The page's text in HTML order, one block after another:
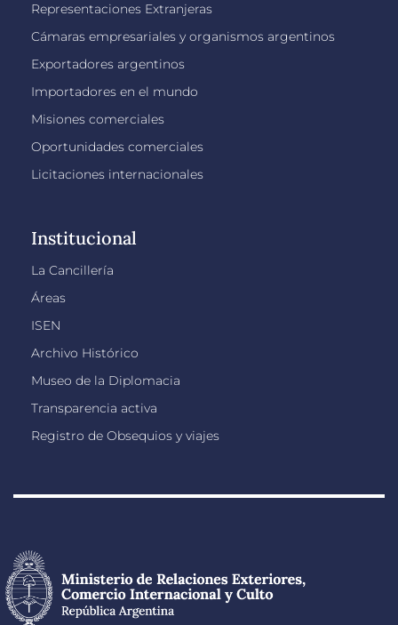
Representaciones Extranjeras
Cámaras empresariales y organismos argentinos
Exportadores argentinos
Importadores en el mundo
Misiones comerciales
Oportunidades comerciales
Licitaciones internacionales
Institucional
La Cancillería
Áreas
ISEN
Archivo Histórico
Museo de la Diplomacia
Transparencia activa
Registro de Obsequios y viajes